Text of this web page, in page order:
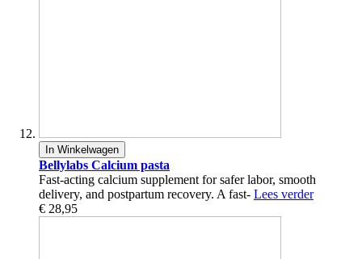
In Winkelwagen
Bellylabs Calcium pasta
Fast-acting calcium supplement for safer labor, smooth
delivery, and postpartum recovery. A fast- Lees verder
€ 28,95